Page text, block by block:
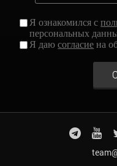
Я ознакомился с
персональных
Я даюсогласие на